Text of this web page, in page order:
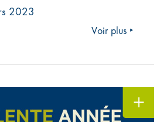
2023
Voir plus ‣